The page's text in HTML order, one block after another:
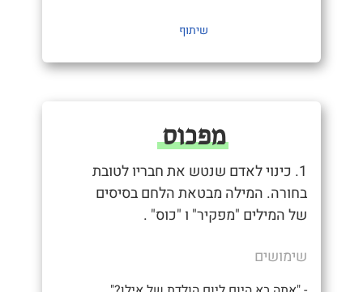
שיתוף
מפכוס
1. כינוי לאדם שנטש את חבריו לטובת
בחורה. המילה מבטאת הלחם בסיסים
של המילים "מפקיר" ו "כוס" .
שימושים